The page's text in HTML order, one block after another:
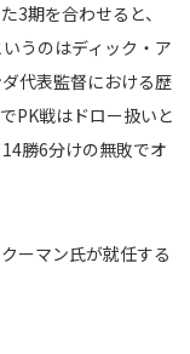
3期を合わせると、
うのはディック・ア
代表監督における歴
PK戦はドロー扱いと
勝6分けの無敗でオ
ーマン氏が就任する